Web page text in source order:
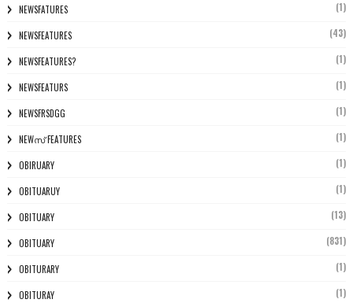
NEWSFATURES (1)
NEWSFEATURES (43)
NEWSFEATURES? (1)
NEWSFEATURS (1)
NEWSFRSDGG (1)
NEWസ് FEATURES (1)
OBIRUARY (1)
OBITUARUY (1)
OBITUARY (13)
OBITUARY (831)
OBITURARY (1)
OBITURAY (1)